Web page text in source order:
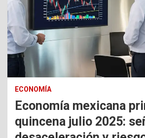
ECONOMÍA
Economía mexicana
quincena julio 2025: